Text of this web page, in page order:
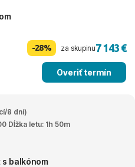
-28% za skupinu7 143 €
Overiť termín
8 dní)
Dĺžka letu: 1h 50m
s balkónom